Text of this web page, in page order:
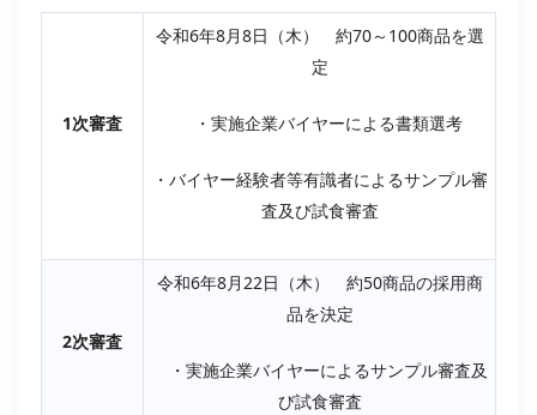
1次審査
令和6年8月8日（木） 約70～100商品を選
定
・実施企業バイヤーによる書類選考
・バイヤー経験者等有識者によるサンプル審
査及び試食審査
2次審査
令和6年8月22日（木） 約50商品の採用商
品を決定
・実施企業バイヤーによるサンプル審査及
び試食審査